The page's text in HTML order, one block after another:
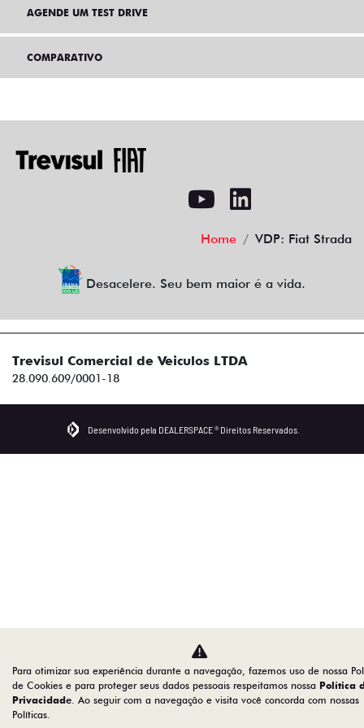
AGENDE UM TEST DRIVE
COMPARATIVO
Home VDP: Fiat Strada
Desacelere. Seu bem maior é a vida.
Trevisul Comercial de Veiculos LTDA
28.090.609/0001-18
Desenvolvido pela DEALERSPACE ® Direitos Reservados.
Para otimizar sua experiência durante a navegação, fazemos uso de nossa
de Cookies e para proteger seus dados pessoais respeitamos nossa Política
Privacidade. Ao seguir com a navegação e visita você concorda com nossas
Políticas.